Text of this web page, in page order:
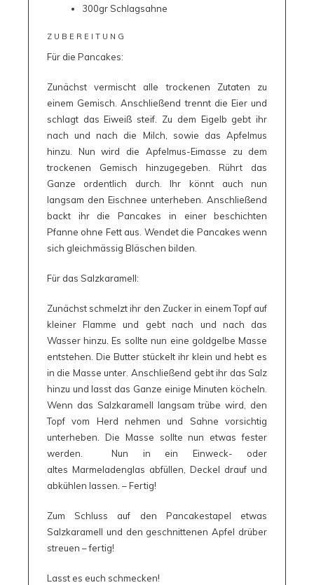
300gr Schlagsahne
ZUBEREITUNG
Für die Pancakes:
Zunächst vermischt alle trockenen Zutaten zu
einem Gemisch. Anschließend trennt die Eier und
schlagt das Eiweiß steif. Zu dem Eigelb gebt ihr
nach und nach die Milch, sowie das Apfelmus
hinzu. Nun wird die Apfelmus-Eimasse zu dem
trockenen Gemisch hinzugegeben. Rührt das
Ganze ordentlich durch. Ihr könnt auch nun
langsam den Eischnee unterheben. Anschließend
backt ihr die Pancakes in einer beschichten
Pfanne ohne Fett aus. Wendet die Pancakes wenn
sich gleichmässig Bläschen bilden.
Für das Salzkaramell:
Zunächst schmelzt ihr den Zucker in einem Topf auf
kleiner Flamme und gebt nach und nach das
Wasser hinzu. Es sollte nun eine goldgelbe Masse
entstehen. Die Butter stückelt ihr klein und hebt es
in die Masse unter. Anschließend gebt ihr das Salz
hinzu und lasst das Ganze einige Minuten köcheln.
Wenn das Salzkaramell langsam trübe wird, den
Topf vom Herd nehmen und Sahne vorsichtig
unterheben. Die Masse sollte nun etwas fester
werden. Nun in ein Einweck- oder
altes Marmeladenglas abfüllen, Deckel drauf und
abkühlen lassen. – Fertig!
Zum Schluss auf den Pancakestapel etwas
Salzkaramell und den geschnittenen Apfel drüber
streuen – fertig!
Lasst es euch schmecken!